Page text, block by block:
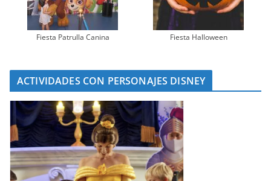
Fiesta Patrulla Canina Fiesta Halloween
ACTIVIDADES CON PERSONAJES DISNEY